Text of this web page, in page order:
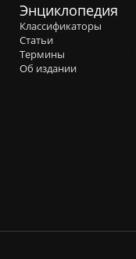
Энциклопедия
Классификаторы
Статьи
Термины
Об издании